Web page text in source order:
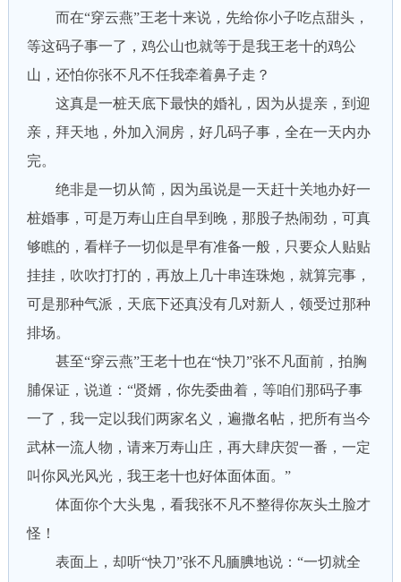
而在“穿云燕”王老十来说，先给你小子吃点甜头，
等这码子事一了，鸡公山也就等于是我王老十的鸡公
山，还怕你张不凡不任我牵着鼻子走？
这真是一桩天底下最快的婚礼，因为从提亲，到迎
亲，拜天地，外加入洞房，好几码子事，全在一天内办
完。
绝非是一切从简，因为虽说是一天赶十关地办好一
桩婚事，可是万寿山庄自早到晚，那股子热闹劲，可真
够瞧的，看样子一切似是早有准备一般，只要众人贴贴
挂挂，吹吹打打的，再放上几十串连珠炮，就算完事，
可是那种气派，天底下还真没有几对新人，领受过那种
排场。
甚至“穿云燕”王老十也在“快刀”张不凡面前，拍胸
脯保证，说道：“贤婿，你先委曲着，等咱们那码子事
一了，我一定以我们两家名义，遍撒名帖，把所有当今
武林一流人物，请来万寿山庄，再大肆庆贺一番，一定
叫你风光风光，我王老十也好体面体面。”
体面你个大头鬼，看我张不凡不整得你灰头土脸才
怪！
表面上，却听“快刀”张不凡腼腆地说：“一切就全